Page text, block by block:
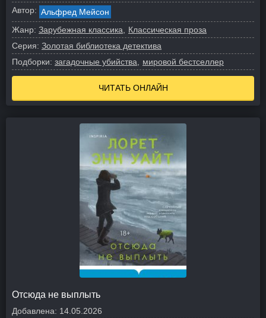
Автор: Альфред Мейсон
Жанр: Зарубежная классика
Классическая проза
Серия: Золотая библиотека детектива
Подборки: загадочные убийства мировой бестселлер
ЧИТАТЬ ОНЛАЙН
Отсюда не выплыть
Добавлена: 14.05.2026